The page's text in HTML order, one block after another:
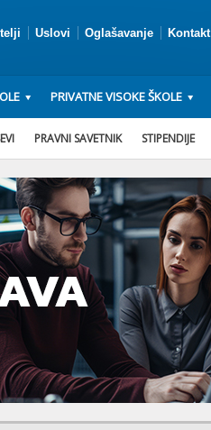
Uslovi Oglašavanje Kontakt
PRIVATNE VISOKE ŠKOLE
PRAVNI SAVETNIK STIPENDIJE